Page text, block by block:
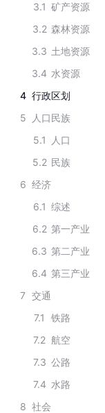
3.1 矿产资源
3.2 森林资源
3.3 土地资源
3.4 水资源
4 行政区划
5
人口民族
5.1
人口
5.2 民族
6 经济
6.1 综述
6.2 第一产业
6.3 第二产业
6.4 第三产业
7 交通
7.1
铁路
7.2 航空
7.3 公路
7.4 水路
8 社会